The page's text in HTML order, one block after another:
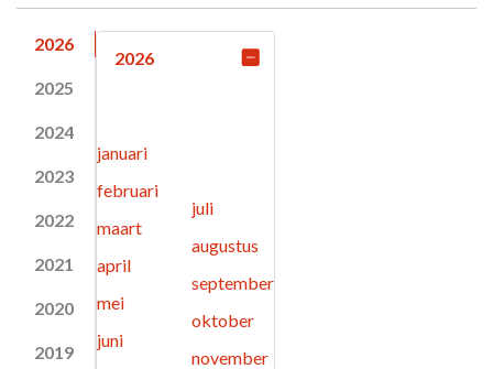
2026
2025
2024
2023
2022
2021
2020
2019
2026
januari
februari
maart
april
mei
juni
juli
augustus
september
oktober
november